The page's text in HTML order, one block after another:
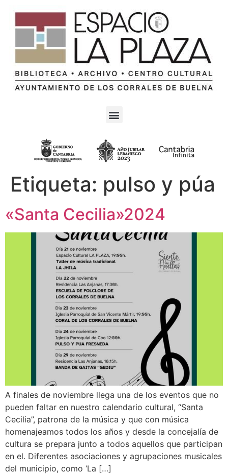
Etiqueta: pulso y púa
«Santa Cecilia»2024
A finales de noviembre llega una de los eventos que no
pueden faltar en nuestro calendario cultural, “Santa
Cecilia”, patrona de la música y que con música
homenajeamos todos los años y desde la concejalía de
cultura se prepara junto a todos aquellos que participan
en el. Diferentes asociaciones y agrupaciones musicales
del municipio, como ‘La […]